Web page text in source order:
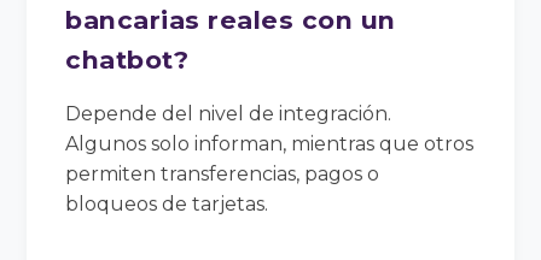
bancarias reales con un
chatbot?
Depende del nivel de integración.
Algunos solo informan, mientras que otros
permiten transferencias, pagos o
bloqueos de tarjetas.